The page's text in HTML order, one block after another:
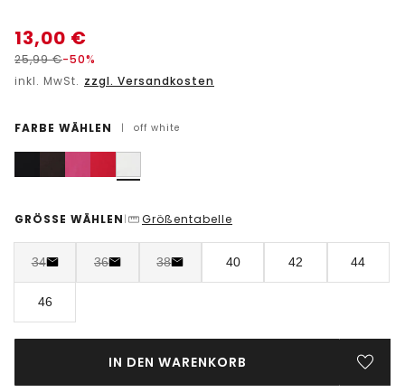
13,00 €
25,99€-50%
inkl. MwSt. zzgl. Versandkosten
FARBE WÄHLEN | off white
GRÖSSE WÄHLEN | Größentabelle
34 36 38 40 42 44
46
IN DEN WARENKORB